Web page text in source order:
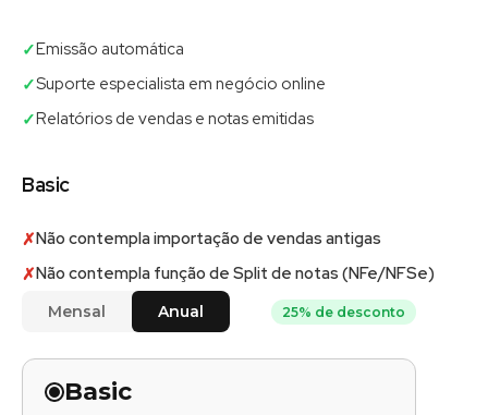
✓Emissão automática
✓Suporte especialista em negócio online
✓Relatórios de vendas e notas emitidas
Basic
✗Não contempla importação de vendas antigas
✗Não contempla função de Split de notas (NFe/NFSe)
Mensal Anual 25% de desconto
Basic